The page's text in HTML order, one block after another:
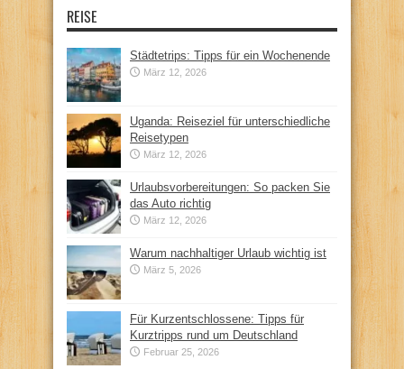
REISE
Städtetrips: Tipps für ein Wochenende
März 12, 2026
Uganda: Reiseziel für unterschiedliche
Reisetypen
März 12, 2026
Urlaubsvorbereitungen: So packen Sie
das Auto richtig
März 12, 2026
Warum nachhaltiger Urlaub wichtig ist
März 5, 2026
Für Kurzentschlossene: Tipps für
Kurztripps rund um Deutschland
Februar 25, 2026